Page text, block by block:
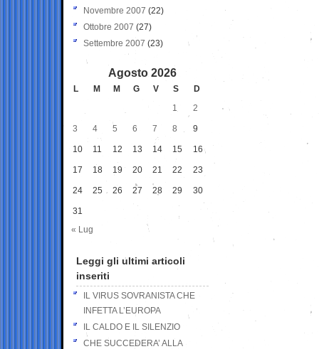
Novembre 2007 (22)
Ottobre 2007 (27)
Settembre 2007 (23)
Agosto 2026
L M M G V S
D
1
2
3 4 5 6 7 8 9
10 11 12 13 14 15 16
17 18 19 20 21 22 23
24 25 26 27 28 29 30
31
« Lug
Leggi gli ultimi articoli
inseriti
IL VIRUS SOVRANISTA CHE
INFETTA L’EUROPA
IL CALDO E IL SILENZIO
CHE SUCCEDERA’ ALLA